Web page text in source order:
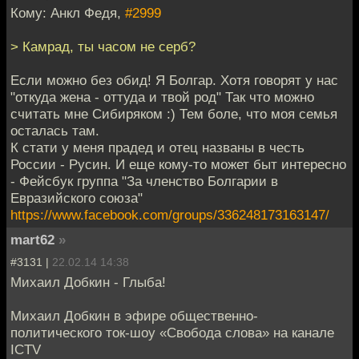
Кому: Анкл Федя, #2999
> Камрад, ты часом не серб?
Если можно без обид! Я Болгар. Хотя говорят у нас
"откуда жена - оттуда и твой род" Так что можно
считать мне Сибиряком :) Тем боле, что моя семья
осталась там.
К стати у меня прадед и отец названы в честь
России - Русин. И еще кому-то может быт интересно
- Фейсбук группа "За членство Болгарии в
Евразийского союза"
https://www.facebook.com/groups/336248173163147/
mart62 »
#3131 | 22.02.14 14:38
Михаил Добкин - Глыба!
Михаил Добкин в эфире общественно-
политического ток-шоу «Свобода слова» на канале
ICTV